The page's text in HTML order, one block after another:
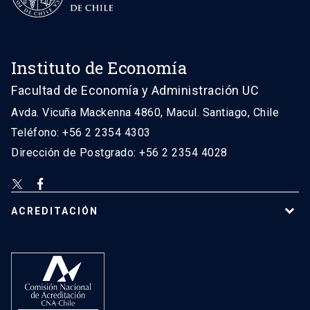
Instituto de Economía
Facultad de Economía y Administración UC
Avda. Vicuña Mackenna 4860, Macul. Santiago, Chile
Teléfono: +56 2 2354 4303
Dirección de Postgrado: +56 2 2354 4028
ACREDITACIÓN